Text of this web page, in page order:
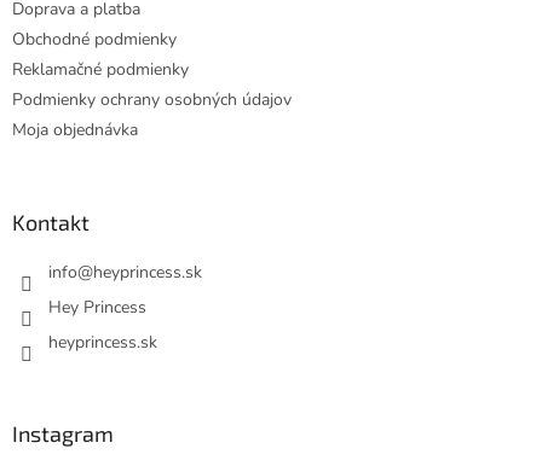
Doprava a platba
Obchodné podmienky
Reklamačné podmienky
Podmienky ochrany osobných údajov
Moja objednávka
Kontakt
info@heyprincess.sk
Hey Princess
heyprincess.sk
Instagram